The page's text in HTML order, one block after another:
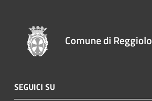
Comune di Reggiolo
SEGUICI SU